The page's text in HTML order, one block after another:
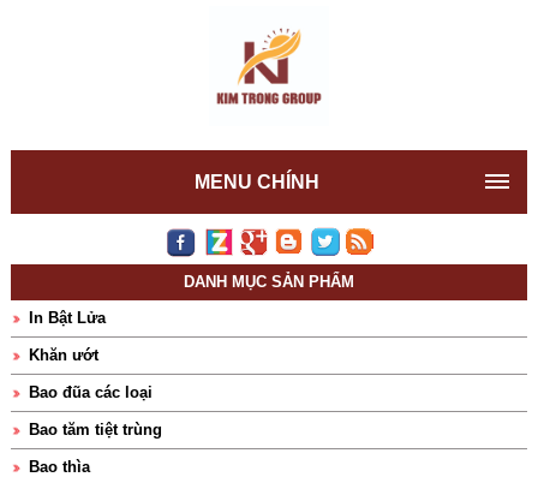
MENU CHÍNH
DANH MỤC SẢN PHẨM
In Bật Lửa
Khăn ướt
Bao đũa các loại
Bao tăm tiệt trùng
Bao thìa